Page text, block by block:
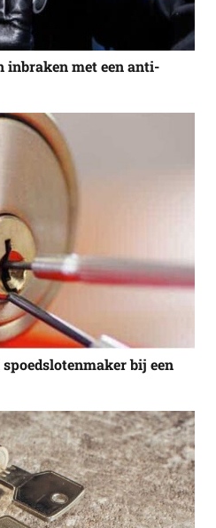
inbraken met een anti-
bij een